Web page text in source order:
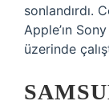
sonlandırdı.
Apple’ın
üzerinde